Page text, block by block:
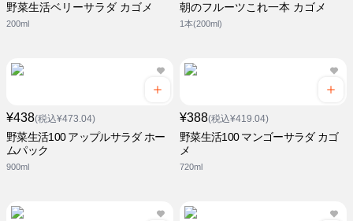
野菜生活ベリーサラダ カゴメ
200ml
朝のフルーツこれ一本 カゴメ
1本(200ml)
¥438(税込¥473.04)
野菜生活100 アップルサラダ ホー
ムパック
900ml
¥388(税込¥419.04)
野菜生活100 マンゴーサラダ カゴ
メ
720ml